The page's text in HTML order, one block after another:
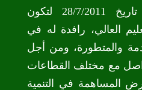
التشريعي رقم /97/ تاريخ 28/7/2011 لتكون
العالي، رافدة له في
والمتطورة، ومن أجل
مع مختلف القطاعات
المساهمة في التنمية